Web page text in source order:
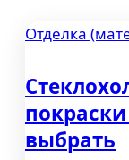
Отделка
выбрать